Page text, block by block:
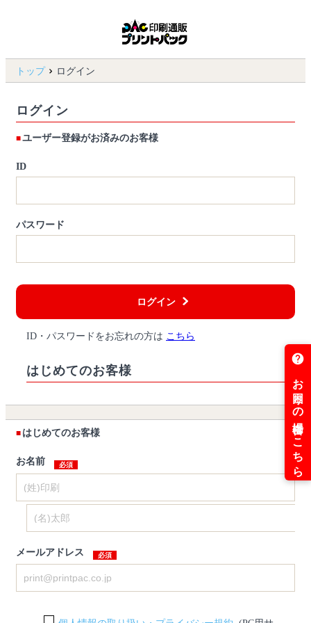
トップ ログイン
ログイン
ユーザー登録がお済みのお客様
ID
パスワード
ログイン
ID・パスワードをお忘れの方は こちら
はじめてのお客様
はじめてのお客様
お名前
メールアドレス